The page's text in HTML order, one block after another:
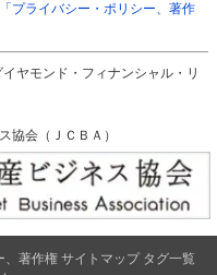
「プライバシー・ポリシー、著作
ヤモンド・フィナンシャル・リ
協会（ＪＣＢＡ）
、著作権 サイトマップ タグ一覧